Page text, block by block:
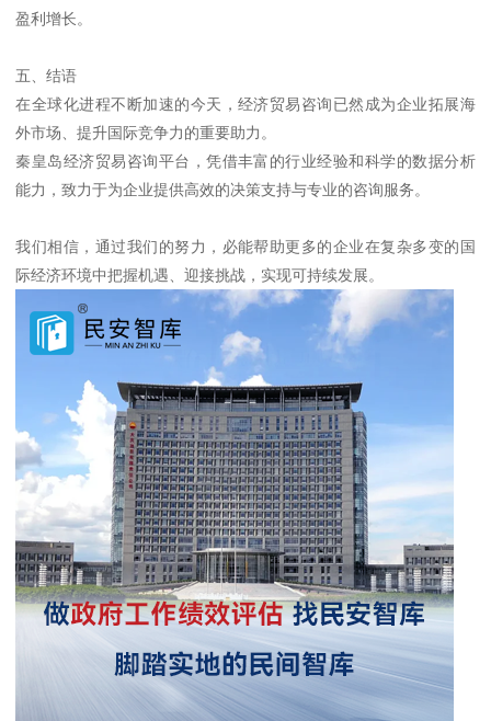
盈利增长。
五、结语
在全球化进程不断加速的今天，经济贸易咨询已然成为企业拓展海
外市场、提升国际竞争力的重要助力。
秦皇岛经济贸易咨询平台，凭借丰富的行业经验和科学的数据分析
能力，致力于为企业提供高效的决策支持与专业的咨询服务。
我们相信，通过我们的努力，必能帮助更多的企业在复杂多变的国
际经济环境中把握机遇、迎接挑战，实现可持续发展。